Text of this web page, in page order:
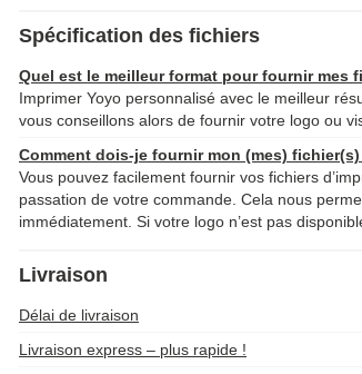
Spécification des fichiers
Quel est le meilleur format pour fournir mes
Imprimer Yoyo personnalisé avec le meilleur
vous conseillons alors de fournir votre logo ou
Comment dois-je fournir mon (mes)
Vous pouvez facilement fournir vos fichiers
passation de votre commande. Cela nous
immédiatement. Si votre logo n’est pas
Livraison
Délai de livraison
Livraison express – plus rapide !